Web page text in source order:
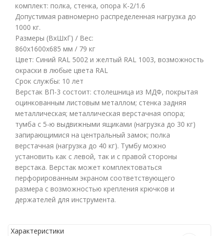
комплект: полка, стенка, опора К-2/1.6
Допустимая равномерно распределенная нагрузка до
1000 кг.
Размеры (ВхШхГ) / Вес:
860x1600x685 мм / 79 кг
Цвет: Синий RAL 5002 и желтый RAL 1003, возможность
окраски в любые цвета RAL
Cрок службы: 10 лет
Верстак ВП-3 состоит: столешница из МДФ, покрытая
оцинкованным листовым металлом; стенка задняя
металлическая; металлическая верстачная опора;
тумба с 5-ю выдвижными ящиками (нагрузка до 30 кг)
запирающимися на центральный замок; полка
верстачная (нагрузка до 40 кг). Тумбу можно
установить как с левой, так и с правой стороны
верстака. Верстак может комплектоваться
перфорированным экраном соответствующего
размера с возможностью крепления крючков и
держателей для инструмента.
Характеристики